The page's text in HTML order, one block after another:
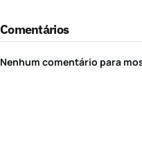
Comentários
Nenhum comentário para